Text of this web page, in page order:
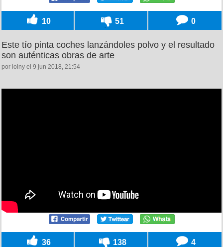
10 51 0
Este tío pinta coches lanzándoles polvo y el resultado
son auténticas obras de arte
por lolny el 9 jun 2018, 21:54
36 138 4